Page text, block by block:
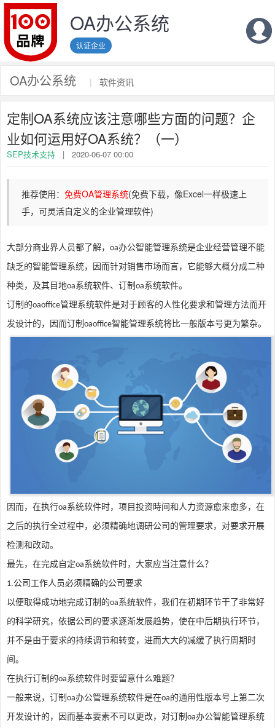
OA办公系统
认证企业
OA办公系统 | 软件资讯
定制OA系统应该注意哪些方面的问题？企
业如何运用好OA系统？（一）
SEP技术支持 | 2020-06-07 00:00
推荐使用： 免费OA管理系统(免费下载，像Excel一样极速上
手，可灵活自定义的企业管理软件)
大部分商业界人员都了解， oa办公智能管理系统是企业经营管理不能
缺乏的智能管理系统，因而针对销售市场而言，它能够大概分成二种
种类，及其目地oa系统软件、订制 oa系统软件。
订制的oaoffice管理系统软件是对于顾客的人性化要求和管理方法而开
发设计的，因而订制 oaoffice智能管理系统将比一般版本号更为繁杂。
因而，在执行oa系统软件时，项目投资時间和人力资源愈来愈多，在
之后的执行全过程中，必须精确地调研公司的管理要求，对要求开展
检测和改动。
最先，在完成自定oa系统软件时，大家应当注意什么？
1.公司工作人员必须精确的公司要求
以便取得成功地完成订制的oa系统软件，我们在初期环节干了非常好
的科学研究，依据公司的要求逐渐发展趋势，使在中后期执行环节，
并不是由于要求的持续调节和转变，进而大大的减缓了执行周期时
间。
在执行订制的oa系统软件时要留意什么难题？
一般来说，订制 oa办公管理系统软件是在oa的通用性版本号上第二次
开发设计的，因而基本要素不可以更改，对订制 oa办公智能管理系统